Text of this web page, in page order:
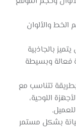
الخط والألوان
بالجاذبية
فعالة وبسيطة
تتناسب مع
اللوحية،
بشكل مستمر